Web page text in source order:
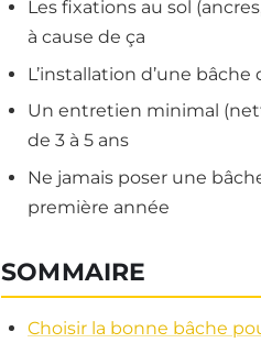
Les fixations au sol
à cause de ça
L’installation d’une
Un entretien minimal
de 3 à 5 ans
Ne jamais poser une
première année
SOMMAIRE
Choisir la bonne bâche